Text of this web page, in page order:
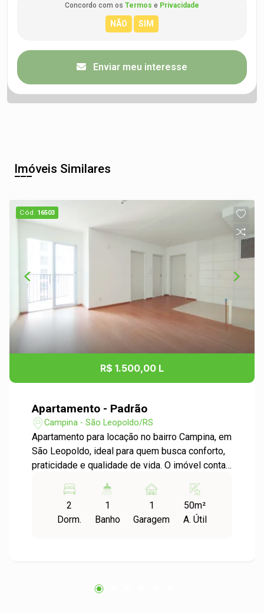
Concordo com os Termos e Privacidade
Enviar meu interesse
Imóveis Similares
Cód. 16503
R$ 1.500,00 L
Apartamento - Padrão
Campina - São Leopoldo/RS
Apartamento para locação no bairro Campina, em
São Leopoldo, ideal para quem busca conforto,
praticidade e qualidade de vida. O imóvel conta
sala e cozinha integrados, proporcionando um
ambiente mais amplo, funcional e aconchegante,
perfeito para o dia a dia e para receber visitas. A
terá à disposição academia, piscina, salão de
2
Dorm.
1
Banho
1
Garagem
50m²
A. Útil